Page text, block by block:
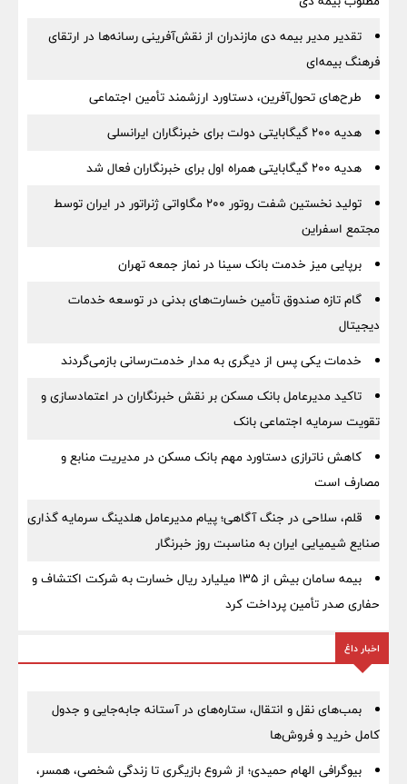
تقدیر مدیر بیمه دی مازندران از نقش‌آفرینی رسانه‌ها در ارتقای
فرهنگ بیمه‌ای
طرح‌های تحول‌آفرین، دستاورد ارزشمند تأمین اجتماعی
هدیه ۲۰۰ گیگابایتی دولت برای خبرنگاران ایرانسلی
هدیه ۲۰۰ گیگابایتی همراه اول برای خبرنگاران فعال شد
تولید نخستین شفت روتور ۲۰۰ مگاواتی ژنراتور در ایران توسط
مجتمع اسفراین
برپایی میز خدمت بانک سینا در نماز جمعه تهران
گام تازه صندوق تأمین خسارت‌های بدنی در توسعه خدمات
دیجیتال
خدمات یکی پس از دیگری به مدار خدمت‌رسانی بازمی‌گردند
تاکید مدیرعامل بانک مسکن بر نقش خبرنگاران در اعتمادسازی و
تقویت سرمایه اجتماعی بانک
کاهش ناترازی دستاورد مهم بانک مسکن در مدیریت منابع و
مصارف است
قلم، سلاحی در جنگ آگاهی؛ پیام مدیرعامل هلدینگ سرمایه گذاری
صنایع شیمیایی ایران به مناسبت روز خبرنگار
بیمه سامان بیش از ۱۳۵ میلیارد ریال خسارت به شرکت اکتشاف و
حفاری صدر تأمین پرداخت کرد
اخبار داغ
بمب‌های نقل و انتقال، ستاره‌های در آستانه جابه‌جایی و جدول
کامل خرید و فروش‌ها
بیوگرافی الهام حمیدی؛ از شروع بازیگری تا زندگی شخصی، همسر،